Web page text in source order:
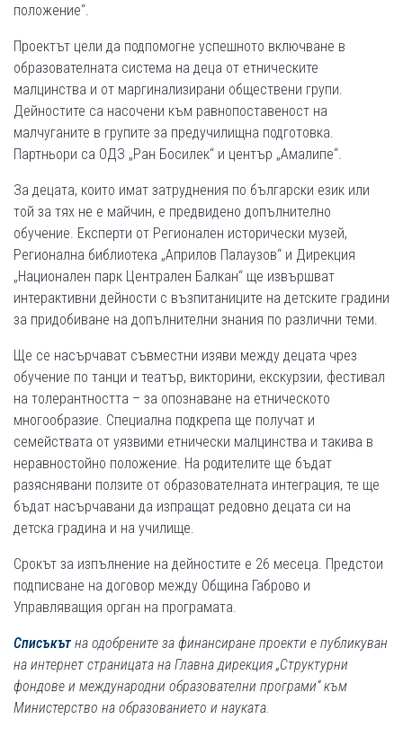
положение“.
Проектът цели да подпомогне успешното включване в
образователната система на деца от етническите
малцинства и от маргинализирани обществени групи.
Дейностите са насочени към равнопоставеност на
малчуганите в групите за предучилищна подготовка.
Партньори са ОДЗ „Ран Босилек“ и център „Амалипе“.
За децата, които имат затруднения по български език или
той за тях не е майчин, е предвидено допълнително
обучение. Експерти от Регионален исторически музей,
Регионална библиотека „Априлов Палаузов“ и Дирекция
„Национален парк Централен Балкан“ ще извършват
интерактивни дейности с възпитаниците на детските градини
за придобиване на допълнителни знания по различни теми.
Ще се насърчават съвместни изяви между децата чрез
обучение по танци и театър, викторини, екскурзии, фестивал
на толерантността – за опознаване на етническото
многообразие. Специална подкрепа ще получат и
семействата от уязвими етнически малцинства и такива в
неравностойно положение. На родителите ще бъдат
разяснявани ползите от образователната интеграция, те ще
бъдат насърчавани да изпращат редовно децата си на
детска градина и на училище.
Срокът за изпълнение на дейностите е 26 месеца. Предстои
подписване на договор между Община Габрово и
Управляващия орган на програмата.
Списъкът на одобрените за финансиране проекти е публикуван
на интернет страницата на Главна дирекция „Структурни
фондове и международни образователни програми“ към
Министерство на образованието и науката.